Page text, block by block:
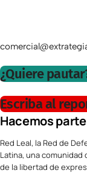
¿Quiere
Escriba al
Hacemos
Red Leal, la Red de
Latina, una
de la libertad de